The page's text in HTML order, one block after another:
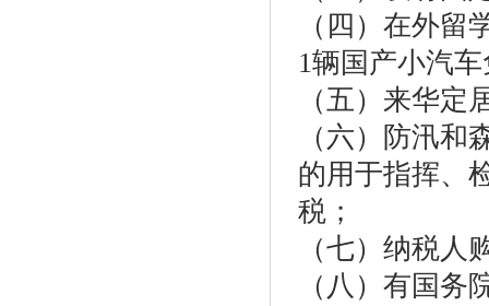
（四）在外
1辆国产小汽
（五）来华定
（六）防汛
的用于指挥、
税；
（七）纳税人
（八）有国